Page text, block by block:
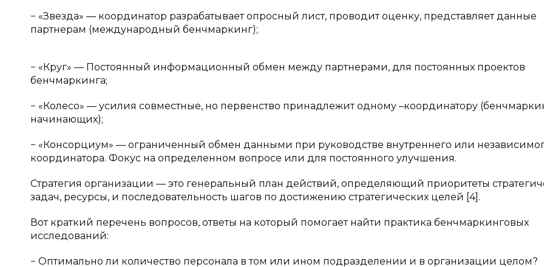
− «Звезда» — координатор разрабатывает опросный лист, проводит оценку, представляет данные
партнерам (международный бенчмаркинг);
− «Круг» — Постоянный информационный обмен между партнерами, для постоянных проектов
бенчмаркинга;
− «Колесо» — усилия совместные, но первенство принадлежит одному –координатору
начинающих);
− «Консорциум» — ограниченный обмен данными при руководстве внутреннего или
координатора. Фокус на определенном вопросе или для постоянного улучшения.
Стратегия организации — это генеральный план действий, определяющий приоритеты
задач, ресурсы, и последовательность шагов по достижению стратегических целей [4].
Вот краткий перечень вопросов, ответы на который помогает найти практика бенчмаркинговых
исследований:
− Оптимально ли количество персонала в том или ином подразделении и в организации целом?